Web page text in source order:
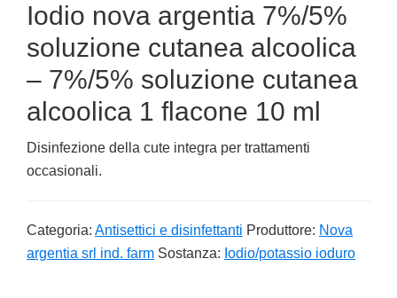
Iodio nova argentia 7%/5%
soluzione cutanea alcoolica
– 7%/5% soluzione cutanea
alcoolica 1 flacone 10 ml
Disinfezione della cute integra per trattamenti
occasionali.
Categoria: Antisettici e disinfettanti Produttore: Nova
argentia srl ind. farm Sostanza: Iodio/potassio ioduro